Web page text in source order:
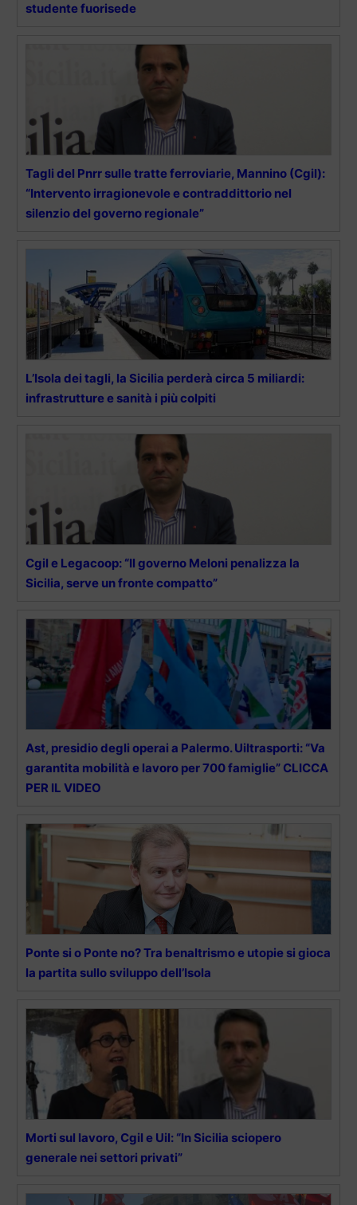
studente fuorisede
Tagli del Pnrr sulle tratte ferroviarie, Mannino (Cgil):
“Intervento irragionevole e contraddittorio nel
silenzio del governo regionale”
L’Isola dei tagli, la Sicilia perderà circa 5 miliardi:
infrastrutture e sanità i più colpiti
Cgil e Legacoop: “Il governo Meloni penalizza la
Sicilia, serve un fronte compatto”
Ast, presidio degli operai a Palermo. Uiltrasporti: “Va
garantita mobilità e lavoro per 700 famiglie” CLICCA
PER IL VIDEO
Ponte si o Ponte no? Tra benaltrismo e utopie si gioca
la partita sullo sviluppo dell’Isola
Morti sul lavoro, Cgil e Uil: “In Sicilia sciopero
generale nei settori privati”